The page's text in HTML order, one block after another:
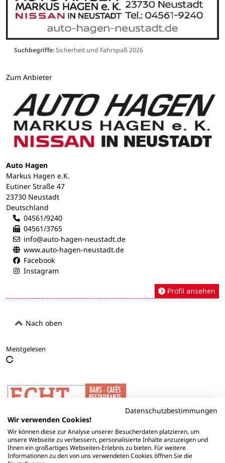
Suchbegriffe:Sicherheit und Fahrspaß 2026
Zum Anbieter
Auto Hagen
Markus Hagen e.K.
Eutiner Straße 47
23730 Neustadt
Deutschland
04561/9240
04561/3765
info@auto-hagen-neustadt.de
www.auto-hagen-neustadt.de
Facebook
Instagram
Profil ansehen
Nach oben
Meistgelesen
Datenschutzbestimmungen
Wir verwenden Cookies!
Wir können diese zur Analyse unserer Besucherdaten platzieren, um
unsere Webseite zu verbessern, personalisierte Inhalte anzuzeigen und
Ihnen ein großartiges Webseiten-Erlebnis zu bieten. Für weitere
Informationen zu den von uns verwendeten Cookies öffnen Sie die